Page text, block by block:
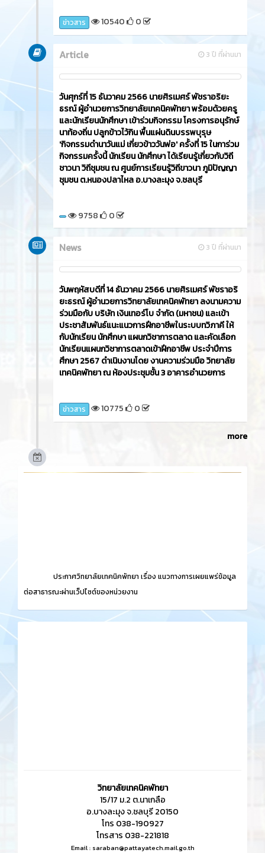
ข่าวสาร 10540 0
3 ปี ที่ผ่านมา
Article
วันศุกร์ที่ 15 ธันวาคม 2566​ นายศิรเมศร์ พัชราอริยะ
ธรณ์ ผู้อำนวยการวิทยาลัยเทคนิคพัทยา พร้อมด้วยครู
และนักเรียนนักศึกษา เข้าร่วมกิจกรรม โครงการอนุรักษ์
นาท้องถิ่น ปลูกข้าวไว้กิน พื้นแผ่นดินบรรพบุรุษ
'กิจกรรมดำนาวันแม่ เกี่ยวข้าววันพ่อ' ครั้งที่ 15 ในการ่วม
กิจกรรมครั้งนี้ นักเรียน นักศึกษา ได้เรียนรู้เกี่ยวกับวิถี
ชาวนา วิถีชุมชน ณ ศูนย์การเรียนรู้วิถีขาวนา ภูมิปัญญา
ชุมชน ต.หนองปลาไหล อ.บางละมุง จ.ชลบุรี
9758 0
3 ปี ที่ผ่านมา
News
วันพฤหัสบดีที่ 14 ธันวาคม 2566​ นายศิรเมศร์ พัชราอริ
ยะธรณ์ ผู้อำนวยการวิทยาลัยเทคนิคพัทยา ลงนามความ
ร่วมมือกับ บริษัท เงินเทอร์โบ จำกัด (มหาชน) และเข้า
ประชาสัมพันธ์แนะแนวการฝึกอาชีพในระบบทวิภาคี ให้
กับนักเรียน นักศึกษา แผนกวิชาการตลาด และคัดเลือก
นักเรียนแผนกวิชาการตลาดเข้าฝึกอาชีพ ประจำปีการ
ศึกษา 2567 ดำเนินงานโดย งานความร่วมมือ วิทยาลัย
เทคนิคพัทยา ณ ห้องประชุมชั้น 3 อาคารอำนวยการ
ข่าวสาร 10775 0
more
ประกาศวิทยาลัยเทคนิคพัทยา เรื่อง แนวทางการเผยแพร่ข้อมูล
ต่อสาธารณะผ่านเว็ปไซต์ของหน่วยงาน
วิทยาลัยเทคนิคพัทยา
15/17 ม.2 ต.นาเกลือ
อ.บางละมุง จ.ชลบุรี 20150
โทร 038-190927
โทรสาร 038-221818
Email : saraban@pattayatech.mail.go.th